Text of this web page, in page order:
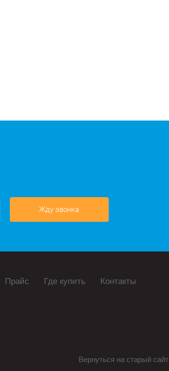
Жду звонка
Прайс Где купить Контакты
Вернуться на старый сайт